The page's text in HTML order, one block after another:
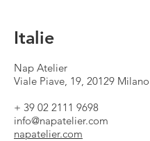
Italie
Nap Atelier
Viale Piave, 19, 20129 Milano
+ 39 02 2111 9698
info@napatelier.com
napatelier.com